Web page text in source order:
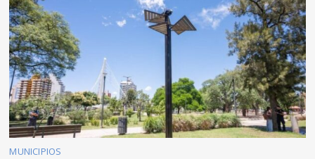
MUNICIPIOS